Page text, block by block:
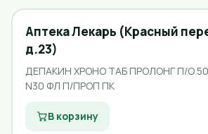
Аптека Лекарь (Красный
д.23)
ДЕПАКИН ХРОНО ТАБ ПРОЛОНГ П/О
N30 ФЛ П/ПРОП ПК
В корзину